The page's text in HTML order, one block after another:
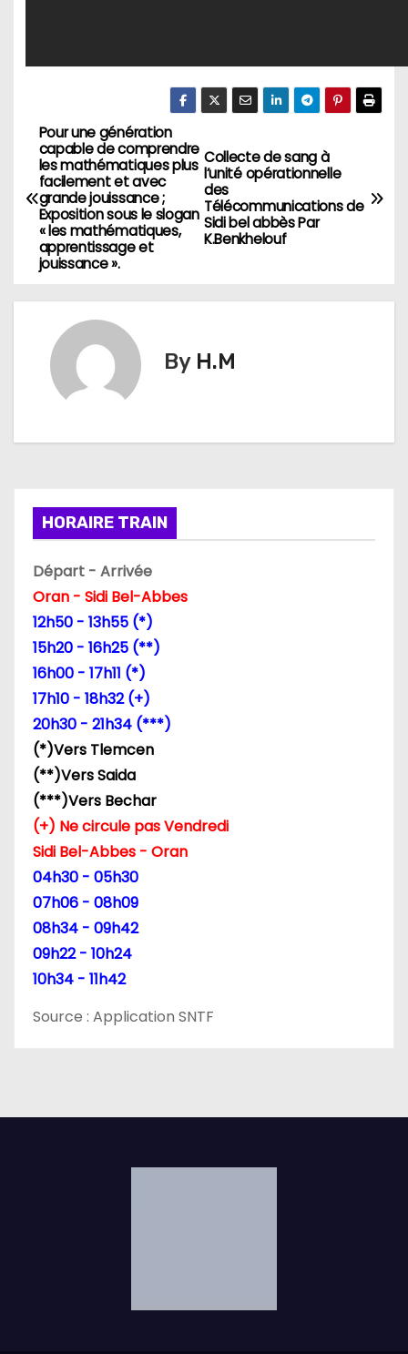
N
a
v
g
o
e
a
r
t
c
e
Collecte de sang à
l’unité opérationnelle
des
Télécommunications de
Sidi bel abbès Par
K.Benkhelouf
Pour une génération
capable de comprendre
les mathématiques plus
facilement et avec
grande jouissance ;
Exposition sous le slogan
« les mathématiques,
apprentissage et
jouissance ».
By H.M
HORAIRE TRAIN
Départ - Arrivée
Oran - Sidi Bel-Abbes
12h50 - 13h55 (*)
15h20 - 16h25 (**)
16h00 - 17h11 (*)
17h10 - 18h32 (+)
20h30 - 21h34 (***)
(*)Vers Tlemcen
(**)Vers Saida
(***)Vers Bechar
(+) Ne circule pas Vendredi
Sidi Bel-Abbes - Oran
04h30 - 05h30
07h06 - 08h09
08h34 - 09h42
09h22 - 10h24
10h34 - 11h42
Source : Application SNTF